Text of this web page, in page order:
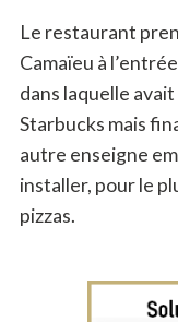
Le restaurant
Camaïeu à
dans laquelle
Starbucks mais
autre enseigne
installer, pour le
pizzas.